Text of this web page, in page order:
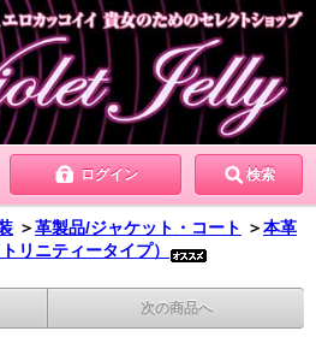
ログイン 検索
＞革製品/ジャケット・コート ＞本革
リニティータイプ）
次の商品へ